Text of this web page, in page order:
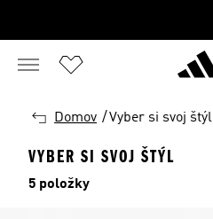
SPÄŤ Domov /Vyber si svoj štýl
VYBER SI SVOJ ŠTÝL
5 položky